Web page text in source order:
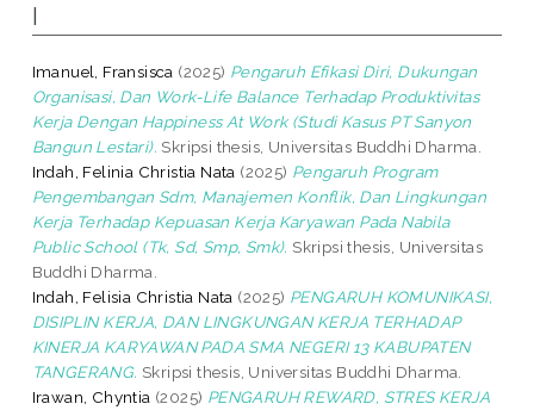
I
Imanuel, Fransisca (2025) Pengaruh Efikasi Diri, Dukungan
Organisasi, Dan Work-Life Balance Terhadap Produktivitas
Kerja Dengan Happiness At Work (Studi Kasus PT Sanyon
Bangun Lestari). Skripsi thesis, Universitas Buddhi Dharma.
Indah, Felinia Christia Nata (2025) Pengaruh Program
Pengembangan Sdm, Manajemen Konflik, Dan Lingkungan
Kerja Terhadap Kepuasan Kerja Karyawan Pada Nabila
Public School (Tk, Sd, Smp, Smk). Skripsi thesis, Universitas
Buddhi Dharma.
Indah, Felisia Christia Nata (2025) PENGARUH KOMUNIKASI,
DISIPLIN KERJA, DAN LINGKUNGAN KERJA TERHADAP
KINERJA KARYAWAN PADA SMA NEGERI 13 KABUPATEN
TANGERANG. Skripsi thesis, Universitas Buddhi Dharma.
Irawan, Chyntia (2025) PENGARUH REWARD, STRES KERJA